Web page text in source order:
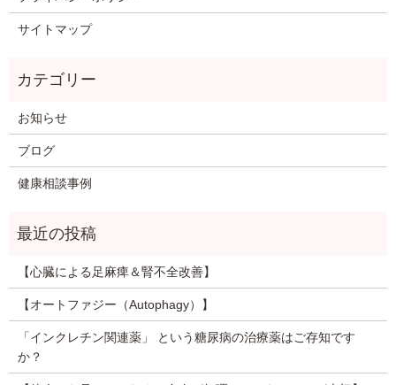
サイトマップ
お知らせ
ブログ
健康相談事例
【心臓による足麻痺＆腎不全改善】
【オートファジー（Autophagy）】
「インクレチン関連薬」 という糖尿病の治療薬はご存知です
か？